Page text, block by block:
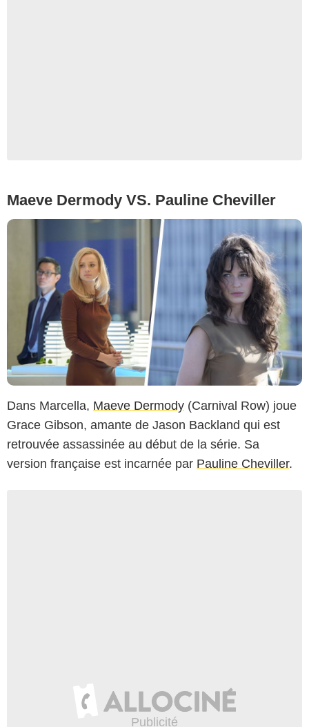
Maeve Dermody VS. Pauline Cheviller
Dans Marcella, Maeve Dermody (Carnival Row) joue
Grace Gibson, amante de Jason Backland qui est
retrouvée assassinée au début de la série. Sa
version française est incarnée par Pauline Cheviller.